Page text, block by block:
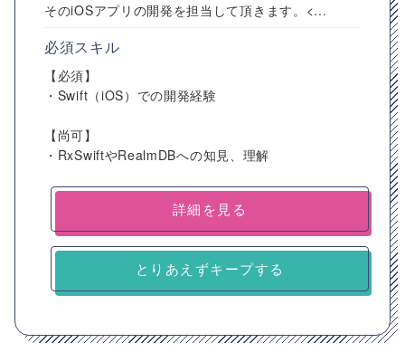
そのiOSアプリの開発を担当して頂きます。<...
必須スキル
【必須】
・Swift（iOS）での開発経験
【尚可】
・RxSwiftやRealmDBへの知見、理解
詳細を見る
とりあえずキープする